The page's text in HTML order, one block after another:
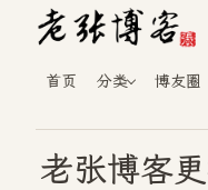
首页 分类 博友圈
老张博客